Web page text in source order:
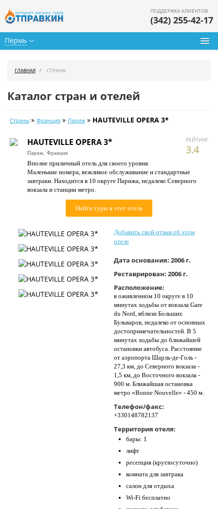
Пермь
ПОДДЕРЖКА КЛИЕНТОВ
(342) 255-42-17
Календарь туров
Цены дня
Страны
Как купить
Контакты
ГЛАВНАЯ СТРАНЫ
Каталог стран и отелей
Страны » Франция » Париж » HAUTEVILLE OPERA 3*
РЕЙТИНГ
3.4
HAUTEVILLE OPERA 3*
Париж, Франция
Вполне приличный отель для своего уровня.
Маленькие номера, вежливое обслуживание и стандартные
завтраки. Находится в 10 округе Парижа, недалеко Северного
вокзала и станции метро.
Найти туры в этот отель
Добавить свой отзыв об этом
отеле
Дата основания: 2006 г.
Реставрирован: 2006 г.
Расположение:
в оживленном 10 округе в 10
минутах ходьбы от вокзала Gare
du Nord, вблизи Больших
Бульваров, недалеко от основных
достопримечательностей. В 5
минутах ходьбы до ближайшей
остановки автобуса. Расстояние
от аэропорта Шарль-де-Голь -
27,3 км, до Северного вокзала -
1,5 км, до Восточного вокзала -
900 м. Ближайшая остановка
метро «Bonne Nouvelle» - 450 м.
Телефон/факс:
+330148782137
Территория отеля:
бары: 1
лифт
ресепция (круглосуточно)
комната для завтрака
салон для отдыха
Wi-Fi бесплатно